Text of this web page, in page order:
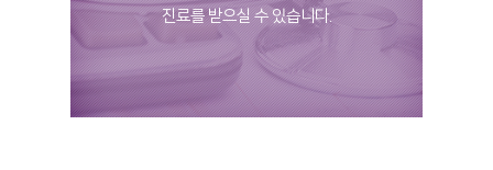
진료를 받으실 수 있습니다.